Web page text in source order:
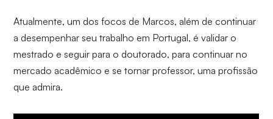
Atualmente, um dos focos de Marcos, além de continuar
a desempenhar seu trabalho em Portugal, é validar o
mestrado e seguir para o doutorado, para continuar no
mercado acadêmico e se tornar professor, uma profissão
que admira.